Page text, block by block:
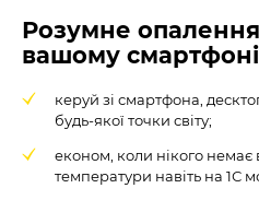
Розумне
вашому
керуй зі смартфона,
будь-якої точки світу;
економ, коли нікого
температури навіть на 1С